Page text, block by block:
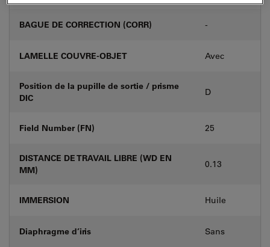
BAGUE DE CORRECTION (CORR) -
LAMELLE COUVRE-OBJET Avec
Position de la pupille de sortie / prisme
DIC
D
Field Number (FN) 25
DISTANCE DE TRAVAIL LIBRE (WD EN
MM)
0.13
IMMERSION Huile
Diaphragme d’iris Sans